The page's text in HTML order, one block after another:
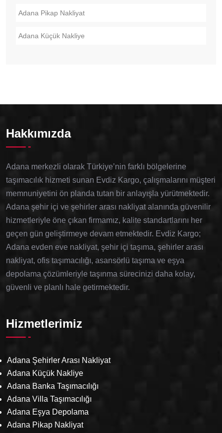
Adana Pikap Nakliyat
Adana Küçük Nakliye
Hakkımızda
Adana merkezli olarak Türkiye’nin farklı bölgelerine
taşımacılık hizmeti sunan Evdiz Kargo, çalışmalarını müşteri
memnuniyetini ön planda tutan bir anlayışla yürütmektedir.
Adana şehir içi ve şehirler arası nakliyat alanında güvenilir
hizmetleriyle öne çıkan firmamız, kalite standartlarını her
geçen gün geliştirmeye devam etmektedir. Evdiz Kargo;
Adana evden eve nakliyat, şehir içi taşıma, şehirler arası
nakliyat, ofis taşımacılığı, asansörlü taşıma ve eşya
depolama çözümleriyle taşınma sürecinizi daha kolay,
güvenli ve planlı hale getirmektedir.
Hizmetlerimiz
Adana Şehirler Arası Nakliyat
Adana Küçük Nakliye
Adana Banka Taşımacılığı
Adana Villa Taşımacılığı
Adana Eşya Depolama
Adana Pikap Nakliyat